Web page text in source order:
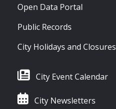
Open Data Portal
Public Records
City Holidays and Closures
City Event Calendar
City Newsletters